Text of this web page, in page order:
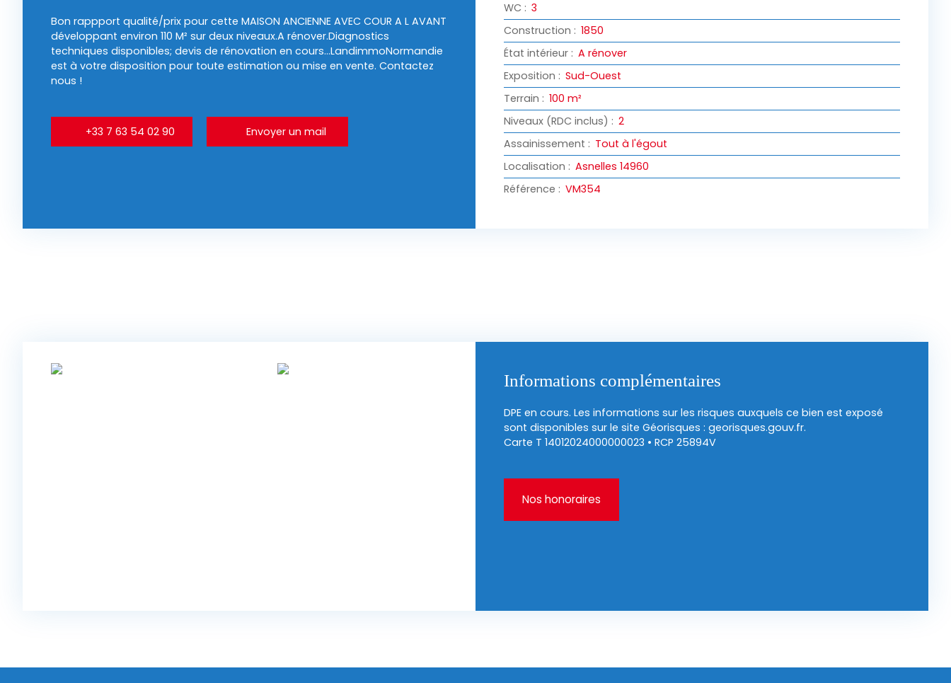
Bon rappport qualité/prix pour cette MAISON ANCIENNE AVEC COUR A L AVANT
développant environ 110 M² sur deux niveaux.A rénover.Diagnostics
techniques disponibles; devis de rénovation en cours...LandimmoNormandie
est à votre disposition pour toute estimation ou mise en vente. Contactez
nous !
+33 7 63 54 02 90 Envoyer un mail
WC : 3
Construction : 1850
État intérieur : A rénover
Exposition : Sud-Ouest
Terrain : 100 m²
Niveaux (RDC inclus) : 2
Assainissement : Tout à l'égout
Localisation : Asnelles 14960
Référence : VM354
Informations complémentaires
DPE en cours. Les informations sur les risques auxquels ce bien est exposé
sont disponibles sur le site Géorisques : georisques.gouv.fr.
Carte T 14012024000000023 • RCP 25894V
Nos honoraires